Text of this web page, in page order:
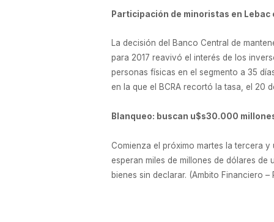
Participación de minoristas en Lebac
La decisión del Banco Central de
para 2017 reavivó el interés de los
personas físicas en el segmento a 35
en la que el BCRA recortó la tasa, el 20
Blanqueo: buscan u$s30.000
Comienza el próximo martes la tercera y
esperan miles de millones de dólares
bienes sin declarar. (Ambito Financiero –